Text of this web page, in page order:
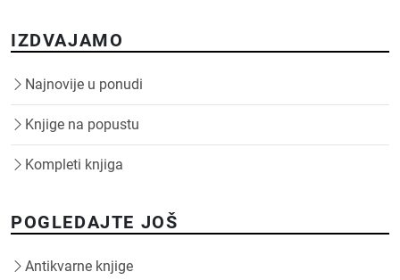
IZDVAJAMO
Najnovije u ponudi
Knjige na popustu
Kompleti knjiga
POGLEDAJTE JOŠ
Antikvarne knjige